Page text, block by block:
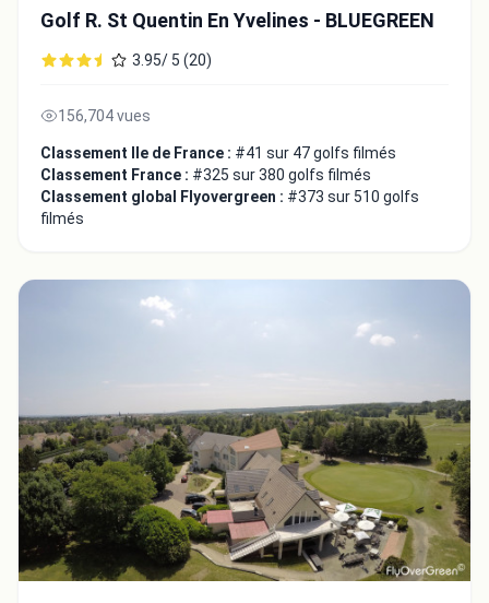
Golf R. St Quentin En Yvelines - BLUEGREEN
3.95/ 5 (20)
156,704 vues
Classement Ile de France : #41 sur 47 golfs filmés
Classement France : #325 sur 380 golfs filmés
Classement global Flyovergreen : #373 sur 510 golfs
filmés